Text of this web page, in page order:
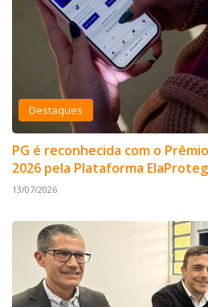
Destaques
PG é reconhecida com o
2026 pela Plataforma
13/07/2026